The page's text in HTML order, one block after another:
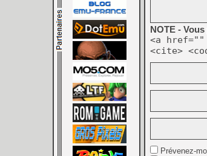
NOTE -
<a
<cite>
Prévenez-